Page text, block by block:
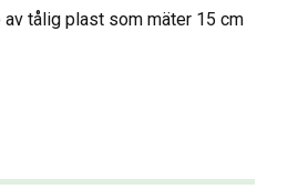
tålig plast som mäter 15 cm